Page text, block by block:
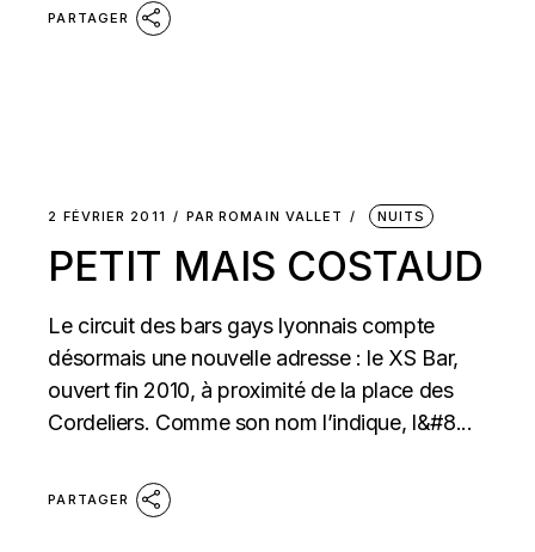
PARTAGER
2 FÉVRIER 2011 PAR ROMAIN VALLET NUITS
PETIT MAIS COSTAUD
Le circuit des bars gays lyonnais compte
désormais une nouvelle adresse : le XS Bar,
ouvert fin 2010, à proximité de la place des
Cordeliers. Comme son nom l’indique, l&#8...
PARTAGER